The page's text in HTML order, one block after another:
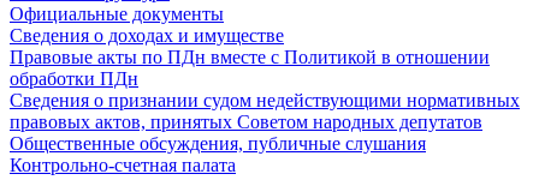
Официальные документы
Сведения о доходах и имуществе
Правовые акты по ПДн вместе с Политикой в отношении
обработки ПДн
Сведения о признании судом недействующими нормативных
правовых актов, принятых Советом народных депутатов
Общественные обсуждения, публичные слушания
Контрольно-счетная палата